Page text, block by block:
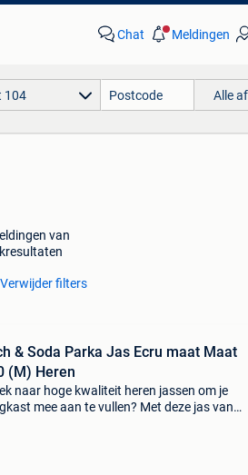
Chat Meldingen
104 Alle
van
Verwijder filters
& Soda Parka Jas Ecru maat Maat
(M) Heren
naar hoge kwaliteit heren jassen om je
mee aan te vullen? Met deze jas van